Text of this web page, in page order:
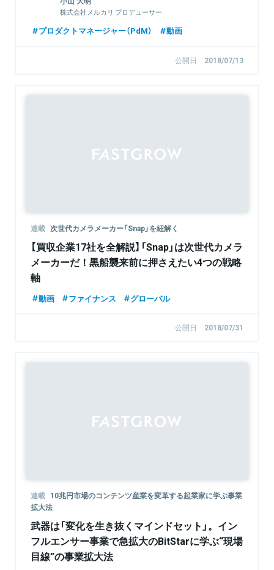
株式会社メルカリ プロデューサー
プロダクトマネージャー（PdM） 動画
公開日 2018/07/13
連載 次世代カメラメーカー「Snap」を紐解く
【買収企業17社を全解説】「Snap」は次世代カメラ
メーカーだ！黒船襲来前に押さえたい4つの戦略
軸
動画 ファイナンス グローバル
公開日 2018/07/31
連載 10兆円市場のコンテンツ産業を変革する起業家に学ぶ事業
拡大法
武器は「変化を生き抜くマインドセット」。イン
フルエンサー事業で急拡大のBitStarに学ぶ“現場
目線”の事業拡大法